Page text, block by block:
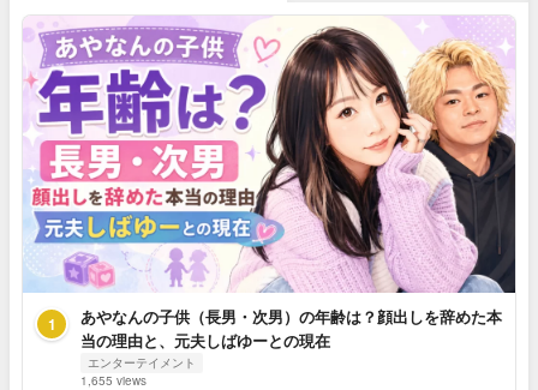
1
あやなんの子供（長男・次男）の年齢は？顔出しを辞めた本
当の理由と、元夫しばゆーとの現在
エンターテイメント
1,655 views